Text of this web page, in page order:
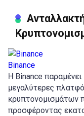
Binance
Η Binance παραμένει
μεγαλύτερες
κρυπτονομισμάτων
προσφέροντας